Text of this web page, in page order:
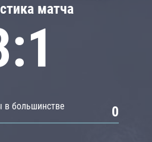
матча
большинстве 0